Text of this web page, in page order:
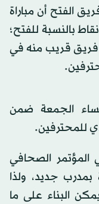
الفتح أن مباراة
فريقه ضد الخليج ستكون بمثابة 6 نقاط بالنسبة للفتح؛
فريق قريب منه في
الجمعة ضمن
الصحافي
بمدرب جديد، ولذا
البناء على ما